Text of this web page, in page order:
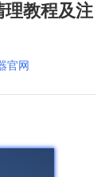
理教程及注
官网